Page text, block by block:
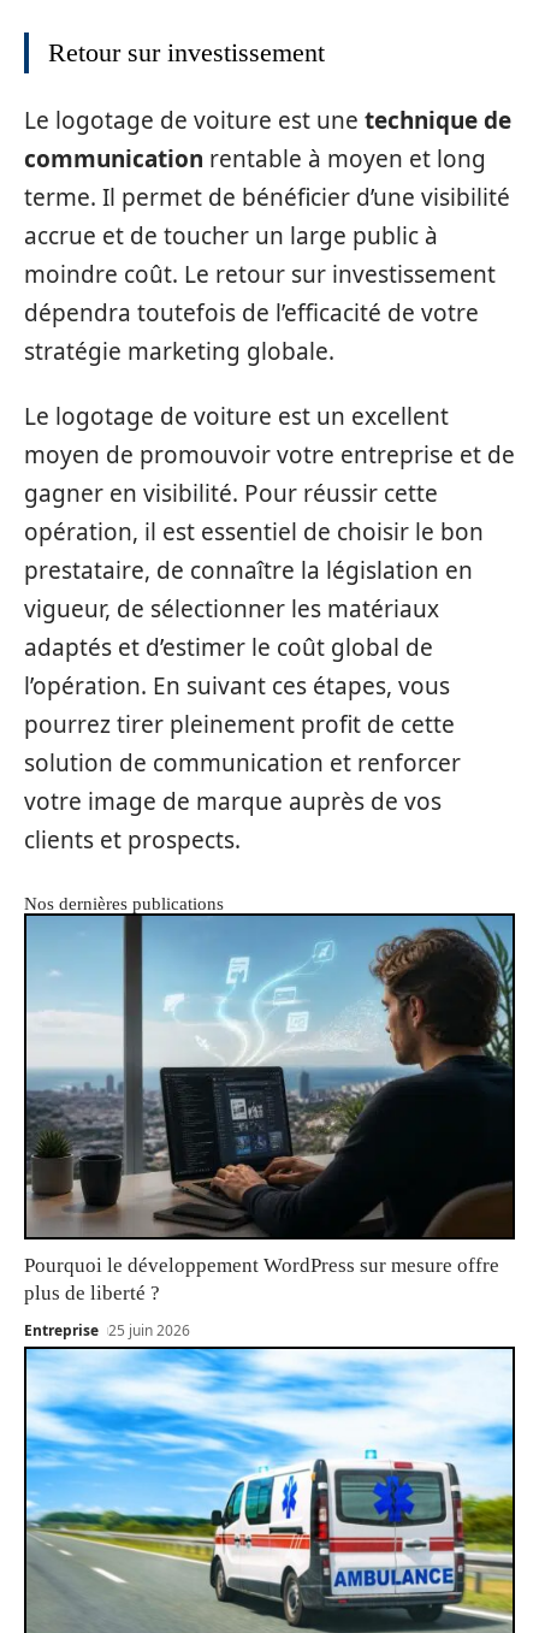
Retour sur investissement
Le logotage de voiture est une technique de
communication rentable à moyen et long
terme. Il permet de bénéficier d’une visibilité
accrue et de toucher un large public à
moindre coût. Le retour sur investissement
dépendra toutefois de l’efficacité de votre
stratégie marketing globale.
Le logotage de voiture est un excellent
moyen de promouvoir votre entreprise et de
gagner en visibilité. Pour réussir cette
opération, il est essentiel de choisir le bon
prestataire, de connaître la législation en
vigueur, de sélectionner les matériaux
adaptés et d’estimer le coût global de
l’opération. En suivant ces étapes, vous
pourrez tirer pleinement profit de cette
solution de communication et renforcer
votre image de marque auprès de vos
clients et prospects.
Nos dernières publications
Pourquoi le développement WordPress sur mesure offre
plus de liberté ?
Entreprise 25 juin 2026